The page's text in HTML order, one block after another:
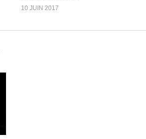
10 JUIN 2017